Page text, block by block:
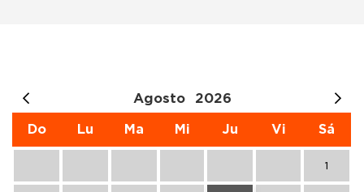
Agosto 2026
Do Lu Ma Mi Ju Vi Sá
1